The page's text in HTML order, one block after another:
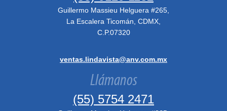
Guillermo Massieu Helguera #265,
La Escalera Ticomán, CDMX,
C.P.07320
ventas.lindavista@anv.com.mx
Llámanos
(55) 5754 2471